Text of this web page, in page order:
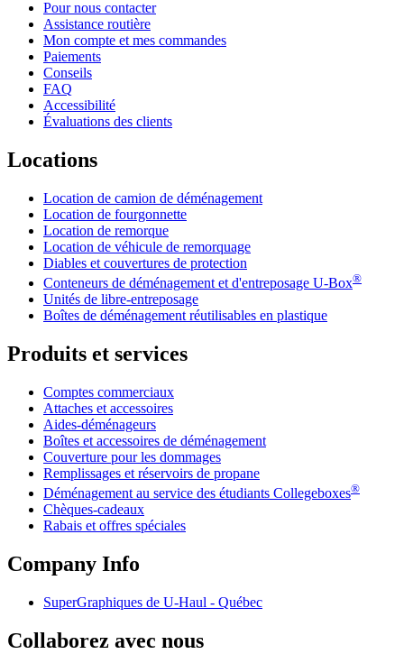
Pour nous contacter
Assistance routière
Mon compte et mes commandes
Paiements
Conseils
FAQ
Accessibilité
Évaluations des clients
Locations
Location de camion de déménagement
Location de fourgonnette
Location de remorque
Location de véhicule de remorquage
Diables et couvertures de protection
Conteneurs de déménagement et d'entreposage U-Box®
Unités de libre-entreposage
Boîtes de déménagement réutilisables en plastique
Produits et services
Comptes commerciaux
Attaches et accessoires
Aides-déménageurs
Boîtes et accessoires de déménagement
Couverture pour les dommages
Remplissages et réservoirs de propane
Déménagement au service des étudiants Collegeboxes®
Chèques-cadeaux
Rabais et offres spéciales
Company Info
SuperGraphiques de U-Haul - Québec
Collaborez avec nous